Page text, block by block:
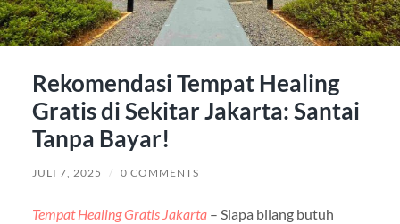
Rekomendasi Tempat Healing
Gratis di Sekitar Jakarta: Santai
Tanpa Bayar!
JULI 7, 2025 / 0 COMMENTS
Tempat Healing Gratis Jakarta– Siapa bilang butuh